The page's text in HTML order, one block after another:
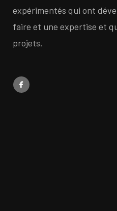
expérimentés qui ont
faire et une expertise et
projets.